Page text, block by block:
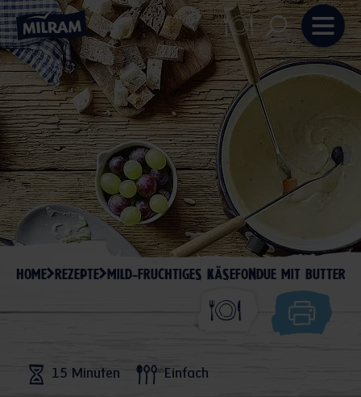
HOME REZEPTE MILD-FRUCHTIGES KÄSEFONDUE MIT
15 Minuten Einfach